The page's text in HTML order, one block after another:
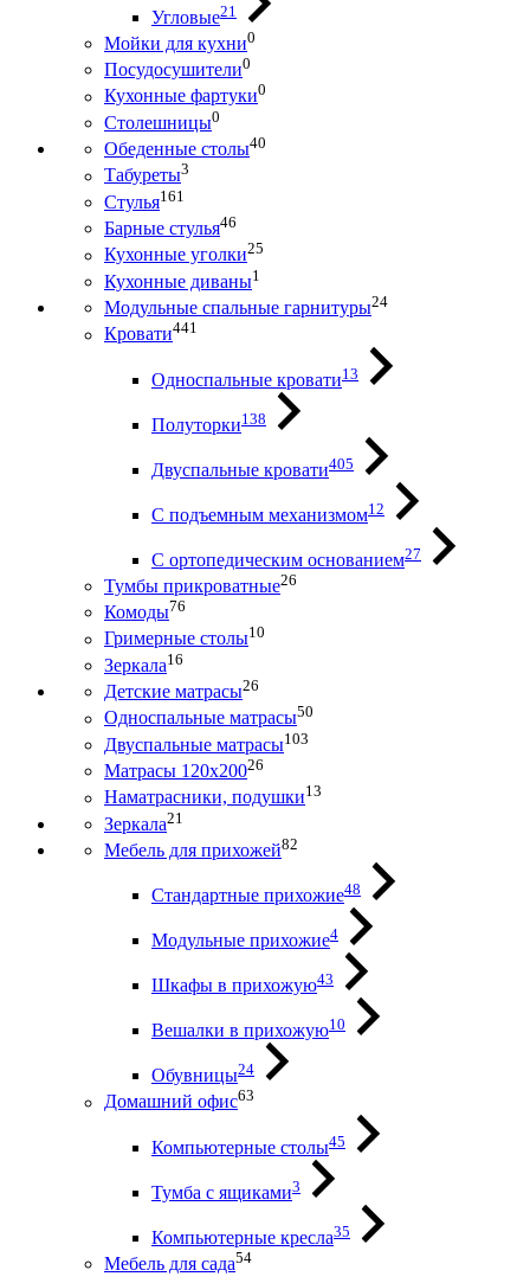
Угловые21
Мойки для кухни0
Посудосушители0
Кухонные фартуки0
Столешницы0
Обеденные столы40
Табуреты3
Стулья161
Барные стулья46
Кухонные уголки25
Кухонные диваны1
Модульные спальные гарнитуры24
Кровати441
Односпальные кровати13
Полуторки138
Двуспальные кровати405
С подъемным механизмом12
С ортопедическим основанием27
Тумбы прикроватные26
Комоды76
Гримерные столы10
Зеркала16
Детские матрасы26
Односпальные матрасы50
Двуспальные матрасы103
Матрасы 120х20026
Наматрасники, подушки13
Зеркала21
Мебель для прихожей82
Стандартные прихожие48
Модульные прихожие4
Шкафы в прихожую43
Вешалки в прихожую10
Обувницы24
Домашний офис63
Компьютерные столы45
Тумба с ящиками3
Компьютерные кресла35
Мебель для сада54